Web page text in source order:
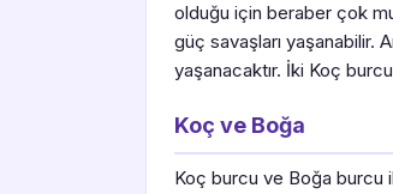
olduğu için beraber çok
güç savaşları yaşanabilir.
yaşanacaktır. İki Koç
Koç ve Boğa
Koç burcu ve Boğa burcu